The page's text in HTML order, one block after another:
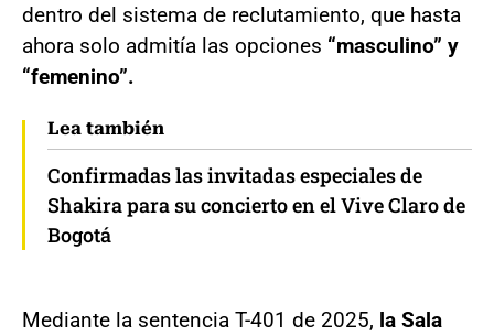
dentro del sistema de reclutamiento, que hasta
ahora solo admitía las opciones “masculino” y
“femenino”.
Lea también
Confirmadas las invitadas especiales de
Shakira para su concierto en el Vive Claro de
Bogotá
Mediante la sentencia T-401 de 2025, la Sala